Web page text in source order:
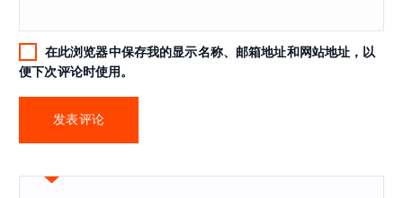
在此浏览器中保存我的显示名称、邮箱地址和网站地址，以
便下次评论时使用。